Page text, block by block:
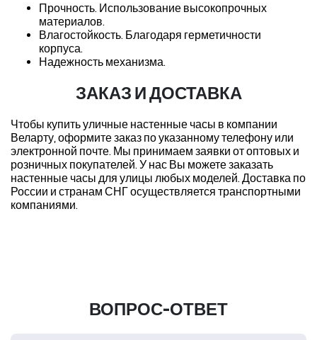
Прочность. Использование высокопрочных
материалов.
Влагостойкость. Благодаря герметичности
корпуса.
Надежность механизма.
ЗАКАЗ И ДОСТАВКА
Чтобы купить уличные настенные часы в компании
Веларту, оформите заказ по указанному телефону или
электронной почте. Мы принимаем заявки от оптовых и
розничных покупателей. У нас Вы можете заказать
настенные часы для улицы любых моделей. Доставка по
России и странам СНГ осуществляется транспортными
компаниями.
ВОПРОС-ОТВЕТ